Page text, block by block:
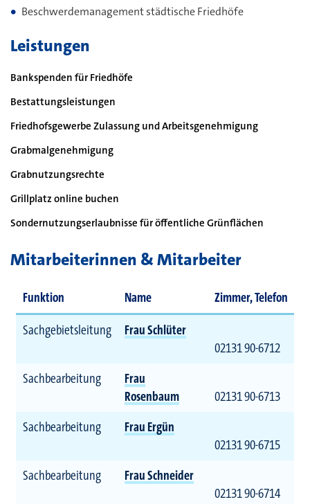
Beschwerdemanagement städtische Friedhöfe
Leistungen
Bankspenden für Friedhöfe
Bestattungsleistungen
Friedhofsgewerbe Zulassung und Arbeitsgenehmigung
Grabmalgenehmigung
Grabnutzungsrechte
Grillplatz online buchen
Sondernutzungserlaubnisse für öffentliche Grünflächen
Mitarbeiterinnen & Mitarbeiter
Funktion Name
Zimmer, Telefon
Sachgebietsleitung
Frau Schlüter
02131 90-6712
Sachbearbeitung
Frau
Rosenbaum
02131 90-6713
Sachbearbeitung
Frau Ergün
02131 90-6715
Sachbearbeitung
Frau Schneider
02131 90-6714